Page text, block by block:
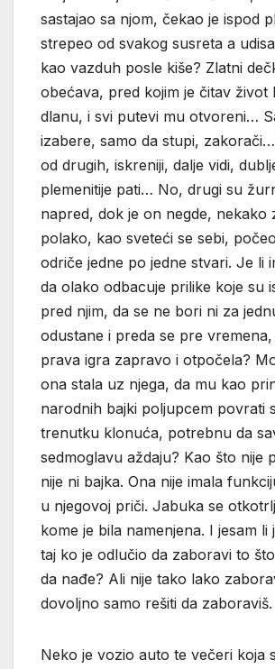
sastajao sa njom, čekao je ispod
strepeo od svakog susreta a
kao vazduh posle kiše? Zlatni
obećava, pred kojim je čitav život
dlanu, i svi putevi mu otvoreni…
izabere, samo da stupi,
od drugih, iskreniji, dalje vidi,
plemenitije pati… No, drugi su
napred, dok je on negde, nekako
polako, kao sveteći se sebi,
odriče jedne po jedne stvari. Je li
da olako odbacuje prilike koje su
pred njim, da se ne bori ni za
odustane i preda se pre
prava igra zapravo i otpočela?
ona stala uz njega, da mu kao
narodnih bajki poljupcem povrati
trenutku klonuća, potrebnu da
sedmoglavu aždaju? Kao što nije
nije ni bajka. Ona nije imala
u njegovoj priči. Jabuka se
kome je bila namenjena. I jesam li
taj ko je odlučio da zaboravi to
da nađe? Ali nije tako lako
dovoljno samo rešiti da zaboraviš.
Neko je vozio auto te večeri koja